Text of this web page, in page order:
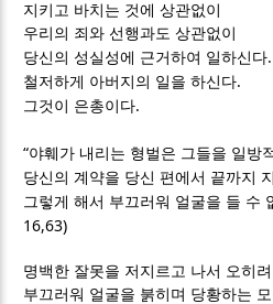
지키고 바치는 것에 상관없이
우리의 죄와 선행과도 상관없이
당신의 성실성에 근거하여 일하신다.
철저하게 아버지의 일을 하신다.
그것이 은총이다.
“야훼가 내리는 형벌은 그들을 일방
당신의 계약을 당신 편에서 끝까지
그렇게 해서 부끄러워 얼굴을 들 수
16,63)
명백한 잘못을 저지르고 나서 오히
부끄러워 얼굴을 붉히며 당황하는